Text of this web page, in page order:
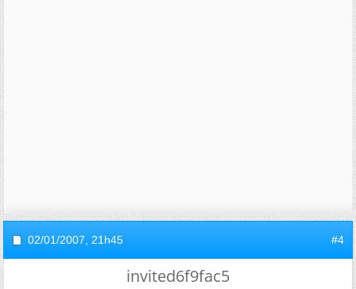
02/01/2007, 21h45 #4
invited6f9fac5